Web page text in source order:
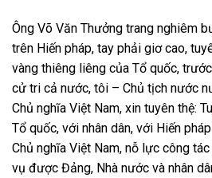
Ông Võ Văn Thưởng trang nghiêm
trên Hiến pháp, tay phải giơ cao,
vàng thiêng liêng của Tổ quốc,
cử tri cả nước, tôi – Chủ tịch nước
Chủ nghĩa Việt Nam, xin tuyên thệ:
Tổ quốc, với nhân dân, với Hiến
Chủ nghĩa Việt Nam, nỗ lực công
vụ được Đảng, Nhà nước và nhân